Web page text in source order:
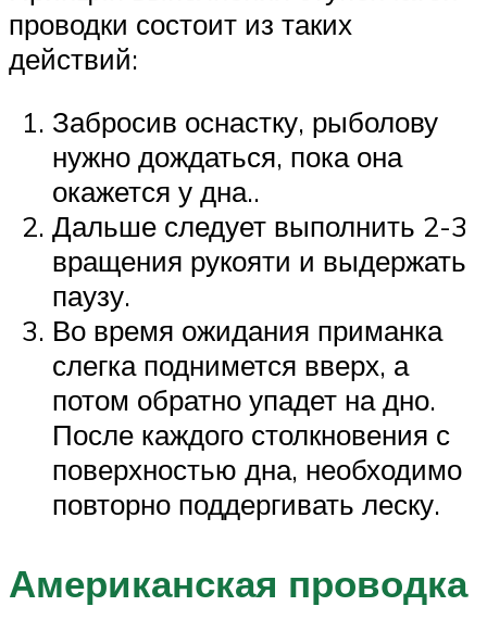
проводки состоит из таких
действий:
Забросив оснастку, рыболову
нужно дождаться, пока она
окажется у дна..
Дальше следует выполнить 2-3
вращения рукояти и выдержать
паузу.
Во время ожидания приманка
слегка поднимется вверх, а
потом обратно упадет на дно.
После каждого столкновения с
поверхностью дна, необходимо
повторно поддергивать леску.
Американская проводка